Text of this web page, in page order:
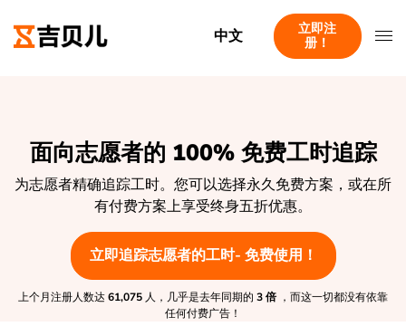
中文
立即注
册！
面向志愿者的 100% 免费工时追踪
为志愿者精确追踪工时。您可以选择永久免费方案，或在所
有付费方案上享受终身五折优惠。
立即追踪志愿者的工时- 免费使用！
上个月注册人数达61,075 人，几乎是去年同期的 3 倍 ，而这一切都没有依靠
任何付费广告！